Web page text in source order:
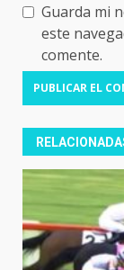
Guarda mi
este
comente.